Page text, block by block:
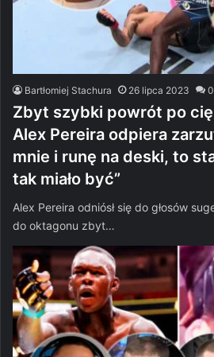
Bartłomiej Stachura 26 lipca 2023 0
Zbyt szybki powrót po
Alex Pereira odpiera
mnie i runę na deski, to
tak miało być”
Alex Pereira odniósł się do głosów
do oktagonu zbyt…